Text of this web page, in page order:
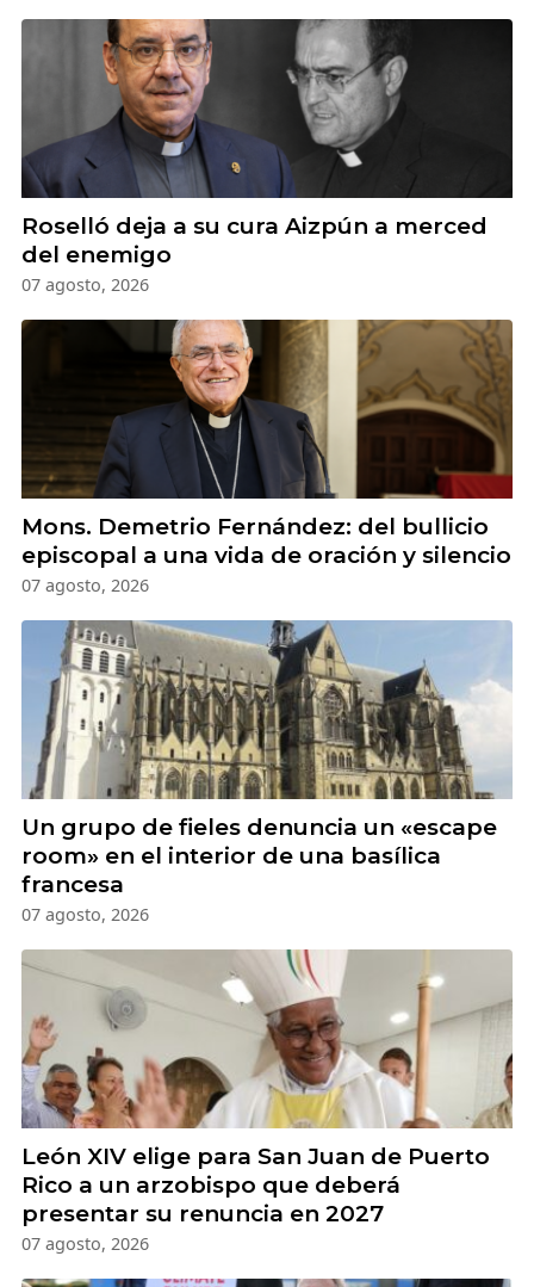
Roselló deja a su cura Aizpún a merced
del enemigo
07 agosto, 2026
Mons. Demetrio Fernández: del bullicio
episcopal a una vida de oración y silencio
07 agosto, 2026
Un grupo de fieles denuncia un «escape
room» en el interior de una basílica
francesa
07 agosto, 2026
León XIV elige para San Juan de Puerto
Rico a un arzobispo que deberá
presentar su renuncia en 2027
07 agosto, 2026